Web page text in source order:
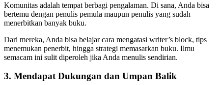
Komunitas adalah tempat berbagi pengalaman. Di sana, Anda bisa
bertemu dengan penulis pemula maupun penulis yang sudah
menerbitkan banyak buku.
Dari mereka, Anda bisa belajar cara mengatasi writer’s block, tips
menemukan penerbit, hingga strategi memasarkan buku. Ilmu
semacam ini sulit diperoleh jika Anda menulis sendirian.
3. Mendapat Dukungan dan Umpan Balik